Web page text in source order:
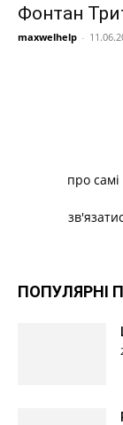
Фонтан
maxwelhelp -
про самі
ПОПУЛЯРНІ